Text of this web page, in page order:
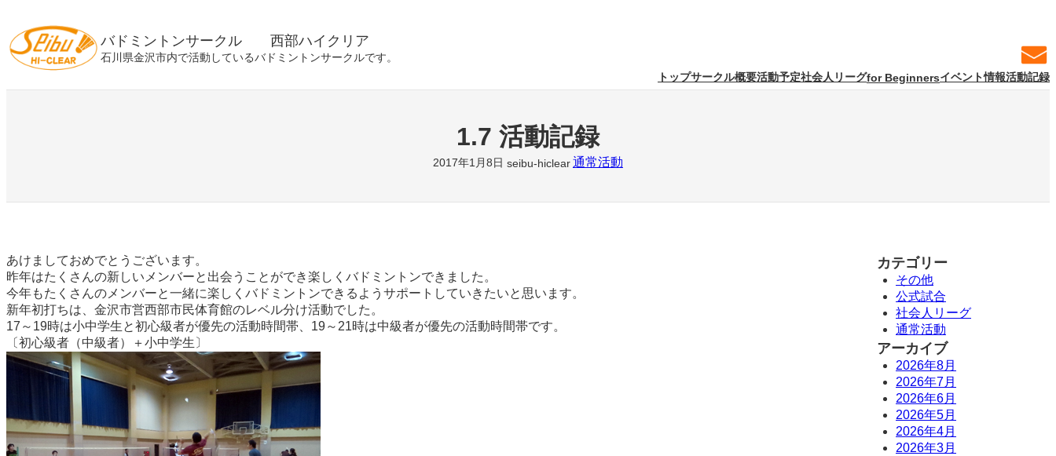
を
ス
バドミントンサークル 西部ハイクリア
石川県金沢市内で活動しているバドミントンサークルです。
トップサークル概要活動予定社会人リーグfor Beginnersイベント情報活動記録
1.7 活動記録
2017年1月8日 seibu-hiclear 通常活動
あけましておめでとうございます。
昨年はたくさんの新しいメンバーと出会うことができ楽しくバドミントンできました。
今年もたくさんのメンバーと一緒に楽しくバドミントンできるようサポートしていきたいと思います。
新年初打ちは、金沢市営西部市民体育館のレベル分け活動でした。
17～19時は小中学生と初心級者が優先の活動時間帯、19～21時は中級者が優先の活動時間帯です。
〔初心級者（中級者）＋小中学生〕
カテゴリー
その他
公式試合
社会人リーグ
通常活動
アーカイブ
2026年8月
2026年7月
2026年6月
2026年5月
2026年4月
2026年3月